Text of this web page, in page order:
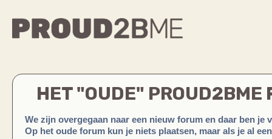
HET "OUDE" PROUD2BME
We zijn overgegaan naar een nieuw forum en daar ben je
Op het oude forum kun je niets plaatsen, maar als je al